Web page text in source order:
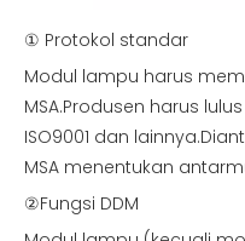
① Protokol standar
Modul lampu harus
MSA.Produsen harus lulus
ISO9001 dan
MSA menentukan
②Fungsi DDM